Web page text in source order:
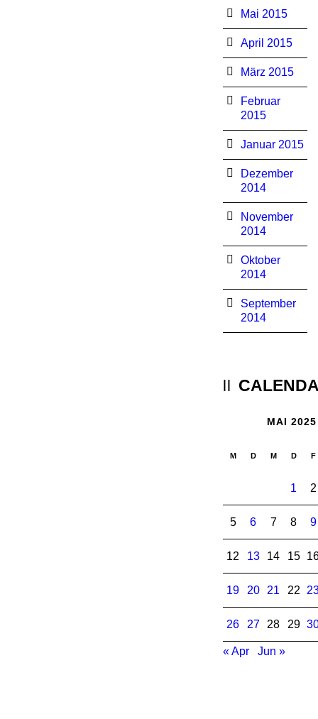
Mai 2015
April 2015
März 2015
Februar
2015
Januar 2015
Dezember
2014
November
2014
Oktober
2014
September
2014
MAI 2025
M D M D F
1 2
5 6 7 8 9
12 13 14 15
19 20 21 22
26 27 28 29
« Apr Jun »